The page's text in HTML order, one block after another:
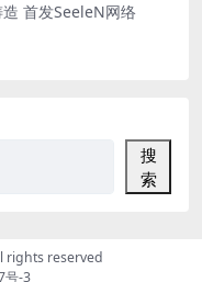
首发SeeleN网络
搜
索
rights reserved
号-3